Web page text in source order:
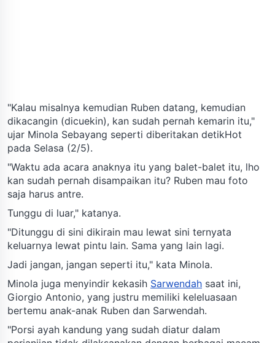
"Kalau misalnya kemudian Ruben datang, kemudian
dikacangin (dicuekin), kan sudah pernah kemarin itu,"
ujar Minola Sebayang seperti diberitakan detikHot
pada Selasa (2/5).
"Waktu ada acara anaknya itu yang balet-balet itu, lho
kan sudah pernah disampaikan itu? Ruben mau foto
saja harus antre.
Tunggu di luar," katanya.
"Ditunggu di sini dikirain mau lewat sini ternyata
keluarnya lewat pintu lain. Sama yang lain lagi.
Jadi jangan, jangan seperti itu," kata Minola.
Minola juga menyindir kekasih Sarwendah saat ini,
Giorgio Antonio, yang justru memiliki keleluasaan
bertemu anak-anak Ruben dan Sarwendah.
"Porsi ayah kandung yang sudah diatur dalam